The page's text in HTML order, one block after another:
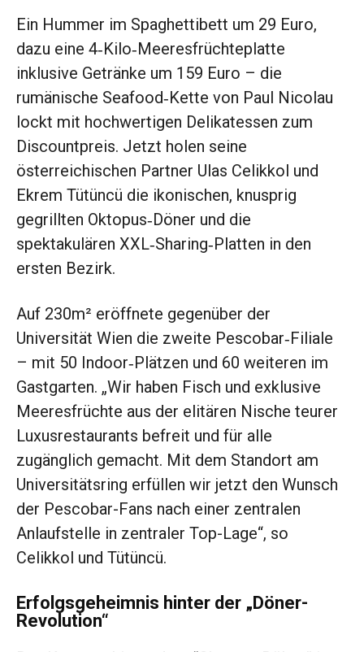
Ein Hummer im Spaghettibett um 29 Euro,
dazu eine 4‑Kilo‑Meeresfrüchteplatte
inklusive Getränke um 159 Euro – die
rumänische Seafood‑Kette von Paul Nicolau
lockt mit hochwertigen Delikatessen zum
Discountpreis. Jetzt holen seine
österreichischen Partner Ulas Celikkol und
Ekrem Tütüncü die ikonischen, knusprig
gegrillten Oktopus‑Döner und die
spektakulären XXL‑Sharing‑Platten in den
ersten Bezirk.
Auf 230m² eröffnete gegenüber der
Universität Wien die zweite Pescobar‑Filiale
– mit 50 Indoor‑Plätzen und 60 weiteren im
Gastgarten. „Wir haben Fisch und exklusive
Meeresfrüchte aus der elitären Nische teurer
Luxusrestaurants befreit und für alle
zugänglich gemacht. Mit dem Standort am
Universitätsring erfüllen wir jetzt den Wunsch
der Pescobar-Fans nach einer zentralen
Anlaufstelle in zentraler Top-Lage“, so
Celikkol und Tütüncü.
Erfolgsgeheimnis hinter der „Döner-
Revolution“